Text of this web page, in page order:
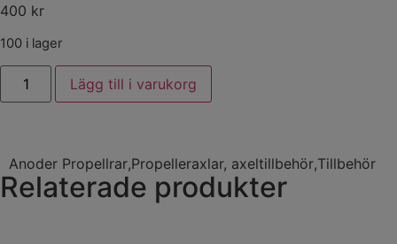
400 kr
100 i lager
Lägg till i varukorg
Anoder Propellrar,Propelleraxlar, axeltillbehör,Tillbehör
Relaterade produkter